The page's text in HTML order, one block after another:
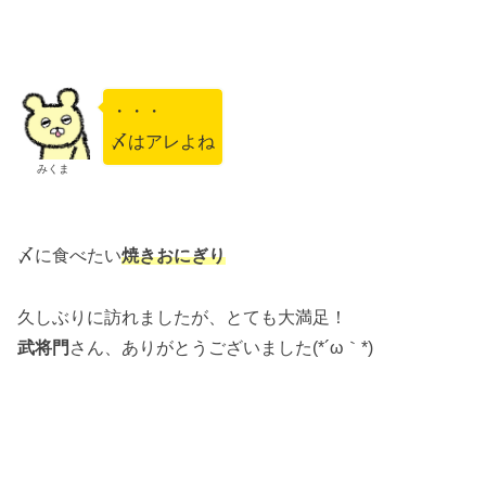
みくま
・・・
〆はアレよね
〆に食べたい焼きおにぎり
久しぶりに訪れましたが、とても大満足！
武将門 さん、ありがとうございました(*´ω｀*)